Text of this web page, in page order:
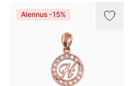
Alennus -15%